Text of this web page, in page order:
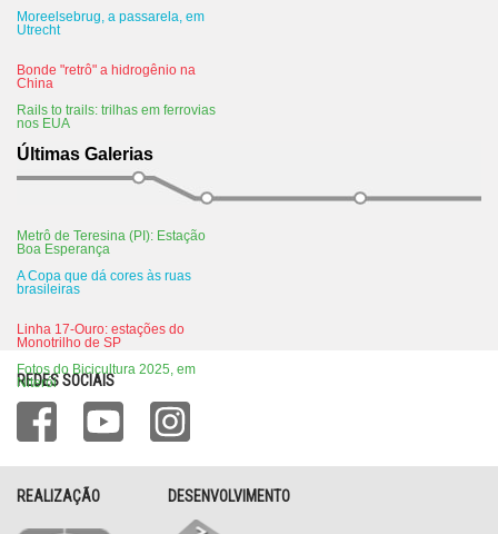
Moreelsebrug, a passarela, em
Utrecht
Bonde "retrô" a hidrogênio na
China
Rails to trails: trilhas em ferrovias
nos EUA
Últimas Galerias
Metrô de Teresina (PI): Estação
Boa Esperança
A Copa que dá cores às ruas
brasileiras
Linha 17-Ouro: estações do
Monotrilho de SP
Fotos do Bicicultura 2025, em
Niterói
REDES SOCIAIS
REALIZAÇÃO DESENVOLVIMENTO